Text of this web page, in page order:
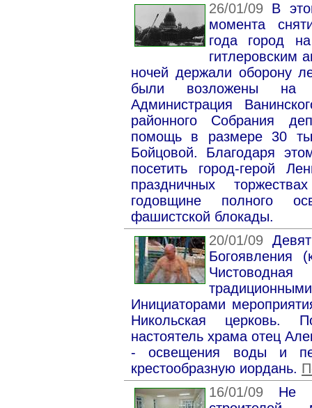
26/01/09 В
момента
года город
гитлеровским
ночей держали оборону
были возложены на
Администрация
районного Собрания
помощь в размере 30
Бойцовой. Благодаря
посетить город-герой
праздничных
годовщине полного
фашистской блокады.
20/01/09
Богоявления
Инициаторами
Никольская церковь.
настоятель храма отец
- освещения воды и
крестообразную иордань.
16/01/09
Не